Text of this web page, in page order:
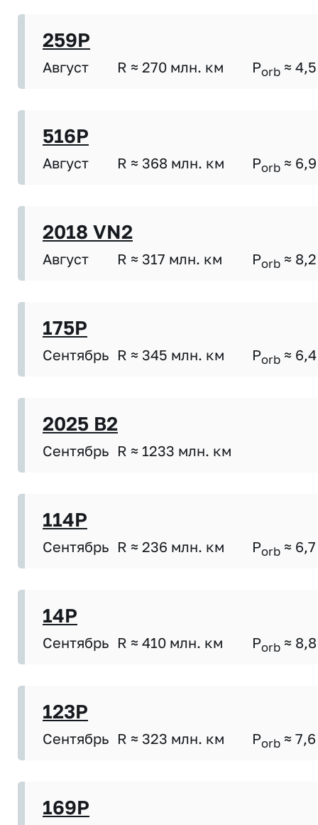
259P
Август R ≈ 270 млн. км Porb ≈ 4,5
516P
Август R ≈ 368 млн. км Porb ≈ 6,9
2018 VN2
Август R ≈ 317 млн. км Porb ≈ 8,2
175P
Сентябрь R ≈ 345 млн. км Porb ≈ 6,4
2025 B2
Сентябрь R ≈ 1233 млн. км
114P
Сентябрь R ≈ 236 млн. км Porb ≈ 6,7
14P
Сентябрь R ≈ 410 млн. км Porb ≈ 8,8
123P
Сентябрь R ≈ 323 млн. км Porb ≈ 7,6
169P